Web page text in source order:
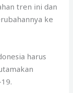
tren ini dan
ke
harus